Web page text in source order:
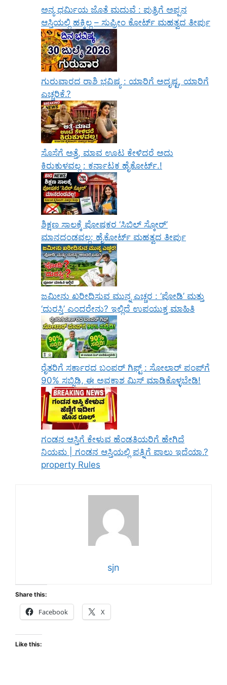
ಅನ್ಯ ಧರ್ಮಿಯ ಜೊತೆ ಮದುವೆ : ಪುತ್ರಿಗೆ ಅಪ್ಪನ
ಆಸ್ತಿಯಲ್ಲಿ ಹಕ್ಕಿಲ್ಲ – ಸುಪ್ರೀಂ ಕೋರ್ಟ್ ಮಹತ್ವದ ತೀರ್ಪು
ಗುರುವಾರದ ರಾಶಿ ಭವಿಷ್ಯ : ಯಾರಿಗೆ ಅದೃಷ್ಟ, ಯಾರಿಗೆ
ಎಚ್ಚರಿಕೆ.?
ಸೊಸೆಗೆ ಅತ್ತೆ, ಮಾವ ಊಟ ಕೇಳಿದರೆ ಅದು
ಕಿರುಕುಳವಲ್ಲ : ಕರ್ನಾಟಕ ಹೈಕೋರ್ಟ್.!
ಶಿಕ್ಷಣ ಸಾಲಕ್ಕೆ ಪೋಷಕರ ‘ಸಿಬಿಲ್ ಸ್ಕೋರ್’
ಮಾನದಂಡವಲ್ಲ: ಹೈಕೋರ್ಟ್ ಮಹತ್ವದ ತೀರ್ಪು
ಜಮೀನು ಖರೀದಿಸುವ ಮುನ್ನ ಎಚ್ಚರ : ‘ಪೋಡಿ’ ಮತ್ತು
‘ದುರಸ್ತಿ’ ಎಂದರೇನು? ಇಲ್ಲಿದೆ ಉಪಯುಕ್ತ ಮಾಹಿತಿ
ರೈತರಿಗೆ ಸರ್ಕಾರದ ಬಂಪರ್ ಗಿಫ್ಟ್ : ಸೋಲಾರ್ ಪಂಪ್‌ಗೆ
90% ಸಬ್ಸಿಡಿ, ಈ ಅವಕಾಶ ಮಿಸ್ ಮಾಡಿಕೊಳ್ಳಬೇಡಿ!
ಗಂಡನ ಆಸ್ತಿಗೆ ಕೇಳುವ ಹೆಂಡತಿಯರಿಗೆ ಹೇಗಿದೆ
ನಿಯಮ | ಗಂಡನ ಆಸ್ತಿಯಲ್ಲಿ ಪತ್ನಿಗೆ ಪಾಲು ಇದೆಯಾ.?
property Rules
sjn
Share this:
Facebook X
Like this: